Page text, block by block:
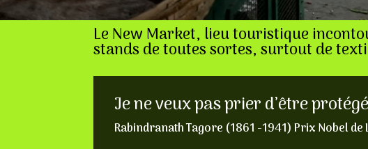
Le New Market, lieu touristique
stands de toutes sortes, surtout de
Je ne veux pas prier d’être
Rabindranath Tagore (1861 -1941) Prix Nobel de